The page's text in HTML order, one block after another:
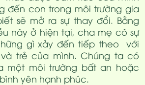
đến con trong môi trường gia
sẽ mở ra sự thay đổi. Bằng
này ở hiện tại, cha mẹ có sự
gì xảy đến tiếp theo với
trẻ của mình. Chúng ta có
một môi trường bất an hoặc
yên hạnh phúc.